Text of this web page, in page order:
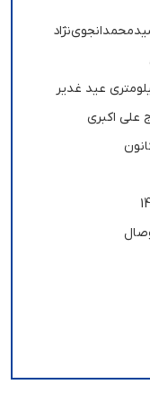
عید غدیر